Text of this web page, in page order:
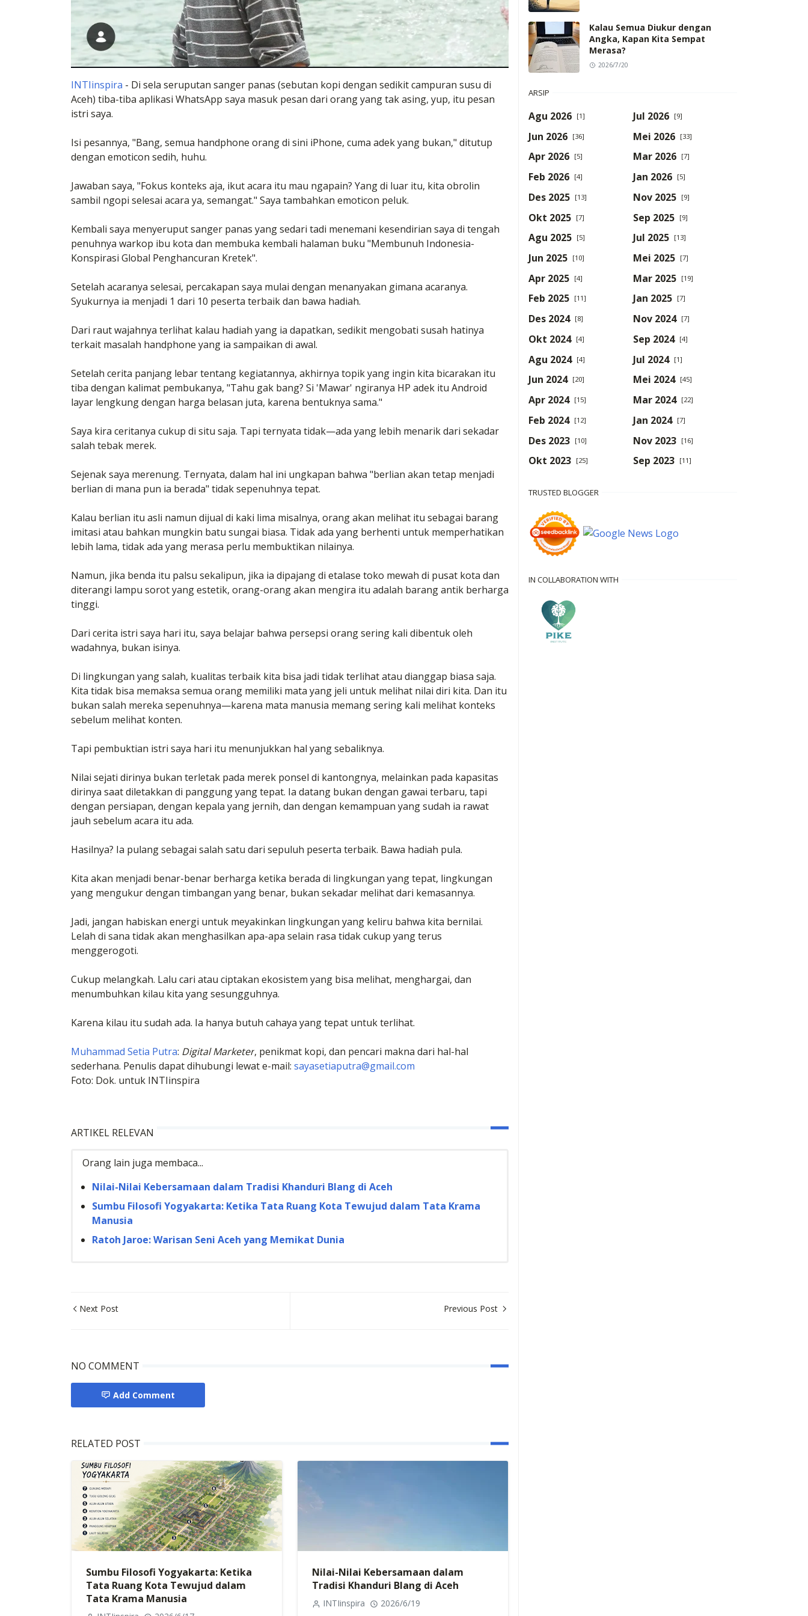
INTIinspira - Di sela seruputan sanger panas (sebutan kopi dengan sedikit campuran susu di
Aceh) tiba-tiba aplikasi WhatsApp saya masuk pesan dari orang yang tak asing, yup, itu pesan
istri saya.
Isi pesannya, "Bang, semua handphone orang di sini iPhone, cuma adek yang bukan," ditutup
dengan emoticon sedih, huhu.
Jawaban saya, "Fokus konteks aja, ikut acara itu mau ngapain? Yang di luar itu, kita obrolin
sambil ngopi selesai acara ya, semangat." Saya tambahkan emoticon peluk.
Kembali saya menyeruput sanger panas yang sedari tadi menemani kesendirian saya di tengah
penuhnya warkop ibu kota dan membuka kembali halaman buku "Membunuh Indonesia-
Konspirasi Global Penghancuran Kretek".
Setelah acaranya selesai, percakapan saya mulai dengan menanyakan gimana acaranya.
Syukurnya ia menjadi 1 dari 10 peserta terbaik dan bawa hadiah.
Dari raut wajahnya terlihat kalau hadiah yang ia dapatkan, sedikit mengobati susah hatinya
terkait masalah handphone yang ia sampaikan di awal.
Setelah cerita panjang lebar tentang kegiatannya, akhirnya topik yang ingin kita bicarakan itu
tiba dengan kalimat pembukanya, "Tahu gak bang? Si 'Mawar' ngiranya HP adek itu Android
layar lengkung dengan harga belasan juta, karena bentuknya sama."
Saya kira ceritanya cukup di situ saja. Tapi ternyata tidak—ada yang lebih menarik dari sekadar
salah tebak merek.
Sejenak saya merenung. Ternyata, dalam hal ini ungkapan bahwa "berlian akan tetap menjadi
berlian di mana pun ia berada" tidak sepenuhnya tepat.
Kalau berlian itu asli namun dijual di kaki lima misalnya, orang akan melihat itu sebagai barang
imitasi atau bahkan mungkin batu sungai biasa. Tidak ada yang berhenti untuk memperhatikan
lebih lama, tidak ada yang merasa perlu membuktikan nilainya.
Namun, jika benda itu palsu sekalipun, jika ia dipajang di etalase toko mewah di pusat kota dan
diterangi lampu sorot yang estetik, orang-orang akan mengira itu adalah barang antik berharga
tinggi.
Dari cerita istri saya hari itu, saya belajar bahwa persepsi orang sering kali dibentuk oleh
wadahnya, bukan isinya.
Di lingkungan yang salah, kualitas terbaik kita bisa jadi tidak terlihat atau dianggap biasa saja.
Kita tidak bisa memaksa semua orang memiliki mata yang jeli untuk melihat nilai diri kita. Dan itu
bukan salah mereka sepenuhnya—karena mata manusia memang sering kali melihat konteks
sebelum melihat konten.
Tapi pembuktian istri saya hari itu menunjukkan hal yang sebaliknya.
Nilai sejati dirinya bukan terletak pada merek ponsel di kantongnya, melainkan pada kapasitas
dirinya saat diletakkan di panggung yang tepat. Ia datang bukan dengan gawai terbaru, tapi
dengan persiapan, dengan kepala yang jernih, dan dengan kemampuan yang sudah ia rawat
jauh sebelum acara itu ada.
Hasilnya? Ia pulang sebagai salah satu dari sepuluh peserta terbaik. Bawa hadiah pula.
Kita akan menjadi benar-benar berharga ketika berada di lingkungan yang tepat, lingkungan
yang mengukur dengan timbangan yang benar, bukan sekadar melihat dari kemasannya.
Jadi, jangan habiskan energi untuk meyakinkan lingkungan yang keliru bahwa kita bernilai.
Lelah di sana tidak akan menghasilkan apa-apa selain rasa tidak cukup yang terus
menggerogoti.
Cukup melangkah. Lalu cari atau ciptakan ekosistem yang bisa melihat, menghargai, dan
menumbuhkan kilau kita yang sesungguhnya.
Karena kilau itu sudah ada. Ia hanya butuh cahaya yang tepat untuk terlihat.
Muhammad Setia Putra: Digital Marketer, penikmat kopi, dan pencari makna dari hal-hal
sederhana. Penulis dapat dihubungi lewat e-mail: sayasetiaputra@gmail.com
Foto: Dok. untuk INTIinspira
ARTIKEL RELEVAN
Orang lain juga membaca...
Nilai-Nilai Kebersamaan dalam Tradisi Khanduri Blang di Aceh
Sumbu Filosofi Yogyakarta: Ketika Tata Ruang Kota Tewujud dalam Tata Krama
Manusia
Ratoh Jaroe: Warisan Seni Aceh yang Memikat Dunia
Next Post Previous Post
NO COMMENT
Add Comment
RELATED POST
Sumbu Filosofi Yogyakarta: Ketika
Tata Ruang Kota Tewujud dalam
Tata Krama Manusia
Nilai-Nilai Kebersamaan dalam
Tradisi Khanduri Blang di Aceh
INTIinspira 2026/6/19
Kalau Semua Diukur dengan
Angka, Kapan Kita Sempat
Merasa?
2026/7/20
ARSIP
Agu 2026 [1] Jul 2026 [9]
Jun 2026 [36] Mei 2026 [33]
Apr 2026 [5] Mar 2026 [7]
Feb 2026 [4] Jan 2026 [5]
Des 2025 [13] Nov 2025 [9]
Okt 2025 [7] Sep 2025 [9]
Agu 2025 [5] Jul 2025 [13]
Jun 2025 [10] Mei 2025 [7]
Apr 2025 [4] Mar 2025 [19]
Feb 2025 [11] Jan 2025 [7]
Des 2024 [8] Nov 2024 [7]
Okt 2024 [4] Sep 2024 [4]
Agu 2024 [4] Jul 2024 [1]
Jun 2024 [20] Mei 2024 [45]
Apr 2024 [15] Mar 2024 [22]
Feb 2024 [12] Jan 2024 [7]
Des 2023 [10] Nov 2023 [16]
Okt 2023 [25] Sep 2023 [11]
TRUSTED BLOGGER
IN COLLABORATION WITH